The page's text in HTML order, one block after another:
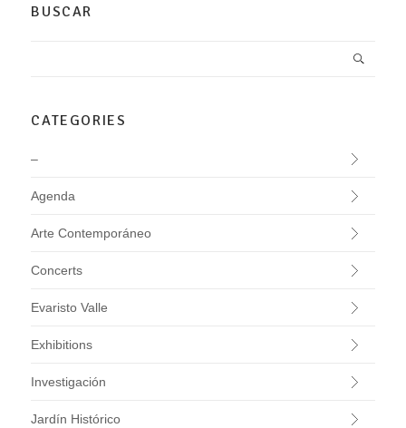
BUSCAR
CATEGORIES
–
Agenda
Arte Contemporáneo
Concerts
Evaristo Valle
Exhibitions
Investigación
Jardín Histórico